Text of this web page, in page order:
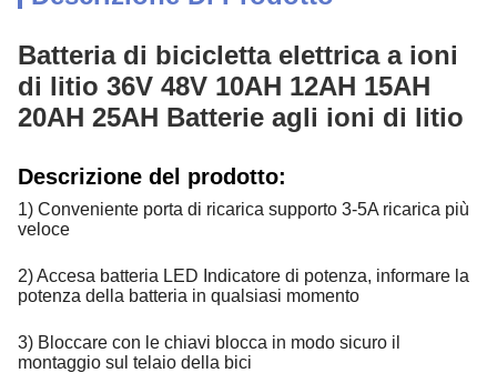
Batteria di bicicletta elettrica a ioni
di litio 36V 48V 10AH 12AH 15AH
20AH 25AH Batterie agli ioni di litio
Descrizione del prodotto:
1) Conveniente porta di ricarica supporto 3-5A ricarica più
veloce
2) Accesa batteria LED Indicatore di potenza, informare la
potenza della batteria in qualsiasi momento
3) Bloccare con le chiavi blocca in modo sicuro il
montaggio sul telaio della bici